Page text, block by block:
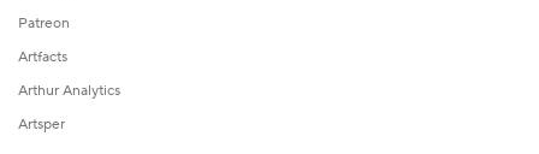
Patreon
Artfacts
Arthur Analytics
Artsper